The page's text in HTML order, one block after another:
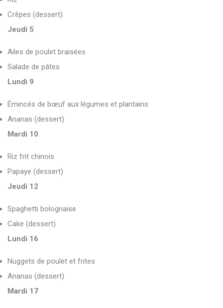
Crêpes (dessert)
Jeudi 5
Ailes de poulet braisées
Salade de pâtes
Lundi 9
Émincés de bœuf aux légumes et plantains
Ananas (dessert)
Mardi 10
Riz frit chinois
Papaye (dessert)
Jeudi 12
Spaghetti bolognaise
Cake (dessert)
Lundi 16
Nuggets de poulet et frites
Ananas (dessert)
Mardi 17